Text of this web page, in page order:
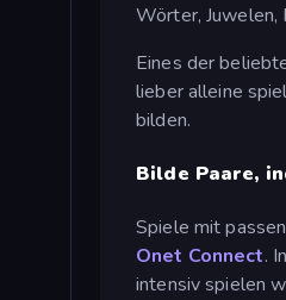
Wörter, Juwelen,
Eines der
lieber alleine
bilden.
Bilde Paare,
Spiele mit
Onet Connect.
intensiv spielen